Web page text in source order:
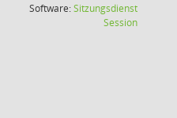
Software:Sitzungsdienst
Session(Wird in